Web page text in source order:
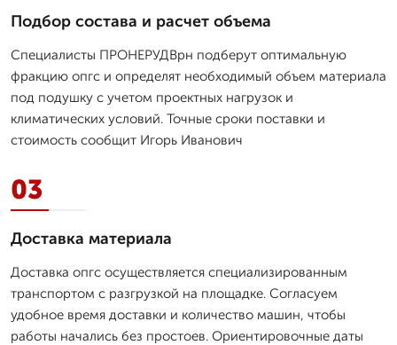
Подбор состава и расчет объема
Специалисты ПРОНЕРУДВрн подберут оптимальную
фракцию опгс и определят необходимый объем материала
под подушку с учетом проектных нагрузок и
климатических условий. Точные сроки поставки и
стоимость сообщит Игорь Иванович
03
Доставка материала
Доставка опгс осуществляется специализированным
транспортом с разгрузкой на площадке. Согласуем
удобное время доставки и количество машин, чтобы
работы начались без простоев. Ориентировочные даты